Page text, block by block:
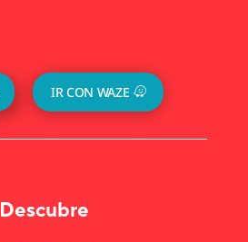
IR CON WAZE
Descubre